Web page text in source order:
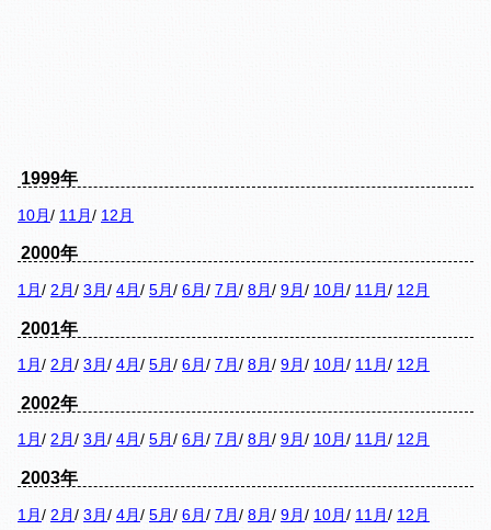
1999年
10月 / 11月 / 12月
2000年
1月 / 2月 / 3月 / 4月 / 5月 / 6月 / 7月 / 8月 / 9月 / 10月 / 11月 / 12月
2001年
1月 / 2月 / 3月 / 4月 / 5月 / 6月 / 7月 / 8月 / 9月 / 10月 / 11月 / 12月
2002年
1月 / 2月 / 3月 / 4月 / 5月 / 6月 / 7月 / 8月 / 9月 / 10月 / 11月 / 12月
2003年
1月 / 2月 / 3月 / 4月 / 5月 / 6月 / 7月 / 8月 / 9月 / 10月 / 11月 / 12月